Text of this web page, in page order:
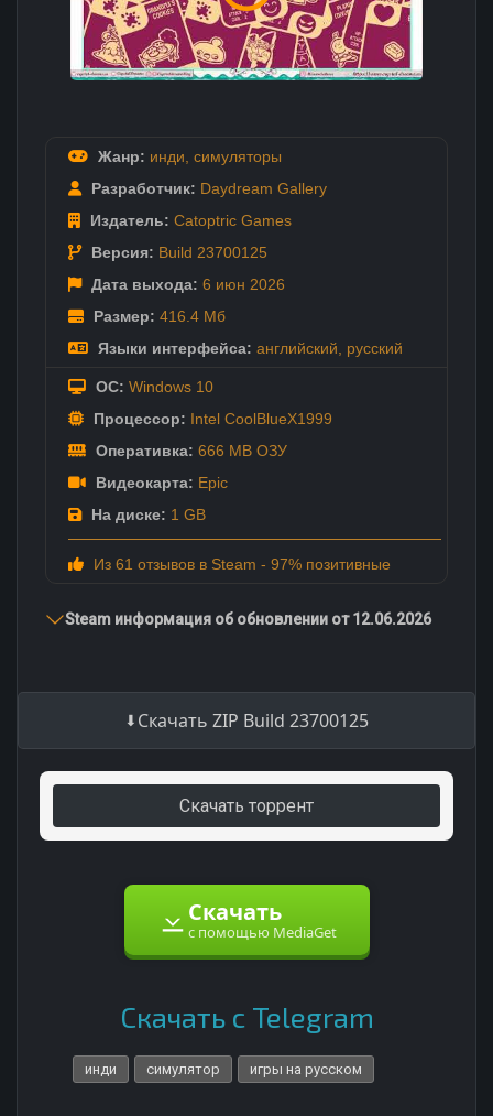
Жанр: инди симуляторы
Разработчик: Daydream Gallery
Издатель: Catoptric Games
Версия: Build 23700125
Дата выхода: 6 июн 2026
Размер: 416.4 Мб
Языки интерфейса: английский русский
ОС: Windows 10
Процессор: Intel CoolBlueX1999
Оперативка: 666 MB ОЗУ
Видеокарта: Epic
На диске: 1 GB
Из 61 отзывов в Steam - 97% позитивные
Steam информация об обновлении от 12.06.2026
Скачать ZIP Build 23700125
Скачать торрент
Скачать
с помощью MediaGet
Скачать с Telegram
инди симулятор игры на русском